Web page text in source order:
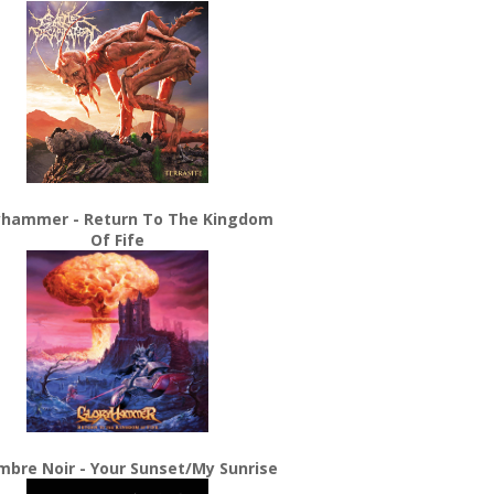
- Return To The Kingdom
Of Fife
Noir - Your Sunset/My Sunrise